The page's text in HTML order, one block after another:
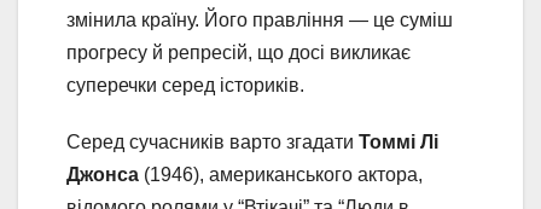
змінила країну. Його правління — це суміш
прогресу й репресій, що досі викликає
суперечки серед істориків.
Серед сучасників варто згадати Томмі Лі
Джонса (1946), американського актора,